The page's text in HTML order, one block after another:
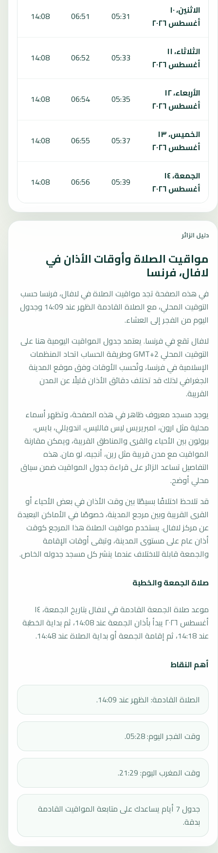
الاثنين، ١٠
أغسطس ٢٠٢٦
05:31
06:51
14:08
الثلاثاء، ١١
أغسطس ٢٠٢٦
05:33
06:52
14:08
الأربعاء، ١٢
أغسطس ٢٠٢٦
05:35
06:54
14:08
الخميس، ١٣
أغسطس ٢٠٢٦
05:37
06:55
14:08
الجمعة، ١٤
أغسطس ٢٠٢٦
05:39
06:56
14:08
دليل الزائر
مواقيت الصلاة وأوقات الأذان في
لافال، فرنسا
في هذه الصفحة تجد مواقيت الصلاة في لافال، فرنسا حسب
التوقيت المحلي، مع الصلاة القادمة الظهر عند 14:09 وجدول
اليوم من الفجر إلى العشاء.
لافال تقع في فرنسا. يعتمد جدول المواقيت اليومية هنا على
التوقيت المحلي GMT+2 وطريقة الحساب اتحاد المنظمات
الإسلامية في فرنسا، وتُحسب الأوقات وفق موقع المدينة
الجغرافي لذلك قد تختلف دقائق الأذان قليلًا عن المدن
القريبة.
يوجد مسجد معروف ظاهر في هذه الصفحة، وتظهر أسماء
محلية مثل ارون، امبريريس ليس فالليس، اندويللي، بايس،
برولون بين الأحياء والقرى والمناطق القريبة، ويمكن مقارنة
المواقيت مع مدن قريبة مثل رين، أنجيه، لو مان. هذه
التفاصيل تساعد الزائر على قراءة جدول المواقيت ضمن سياق
محلي أوضح.
قد تلاحظ اختلافًا بسيطًا بين وقت الأذان في بعض الأحياء أو
القرى القريبة وبين مرجع المدينة، خصوصًا في الأماكن البعيدة
عن مركز لافال. يستخدم مواقيت الصلاة هذا المرجع كوقت
أذان عام على مستوى المدينة، وتبقى أوقات الإقامة
والجمعة قابلة للاختلاف عندما ينشر كل مسجد جدوله الخاص.
صلاة الجمعة والخطبة
موعد صلاة الجمعة القادمة في لافال بتاريخ الجمعة، ١٤
أغسطس ٢٠٢٦ يبدأ بأذان الجمعة عند 14:08، ثم بداية الخطبة
عند 14:18، ثم إقامة الجمعة أو بداية الصلاة عند 14:48.
أهم النقاط
الصلاة القادمة: الظهر عند 14:09.
وقت الفجر اليوم: 05:28.
وقت المغرب اليوم: 21:29.
جدول 7 أيام يساعدك على متابعة المواقيت القادمة
بدقة.